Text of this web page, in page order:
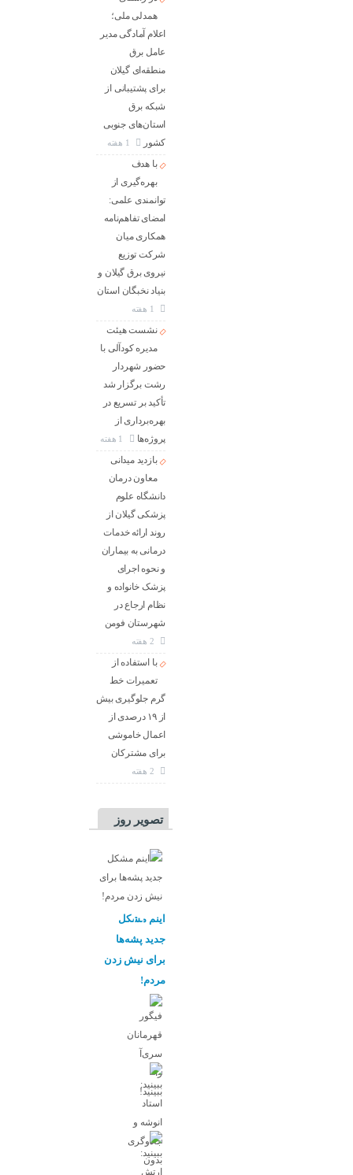
همدلی ملی؛
اعلام آمادگی مدیر
عامل برق
منطقه‌ای گیلان
برای پشتیبانی از
شبكه برق
استان‌های جنوبی
كشور
با هدف
بهره‌گیری از
توانمندی علمی:
امضای تفاهم‌نامه
همكاری میان
شركت توزیع
نیروی برق گیلان و
بنیاد نخبگان استان
نشست هیئت
مدیره کودآلی با
حضور شهردار
رشت برگزار شد
تأکید بر تسریع در
بهره‌برداری از
پروژه‌ها
بازدید میدانی
معاون درمان
دانشگاه علوم
پزشکی گیلان از
روند ارائه خدمات
درمانی به بیماران
و نحوه اجرای
پزشک خانواده و
نظام ارجاع در
شهرستان فومن
با استفاده از
تعمیرات خط
گرم جلوگیری بیش
از ۱۹ درصدی از
اعمال خاموشی
برای مشتركان
تصویر روز
اینم مشکل
جدید پشه‌ها
برای نیش زدن
مردم!